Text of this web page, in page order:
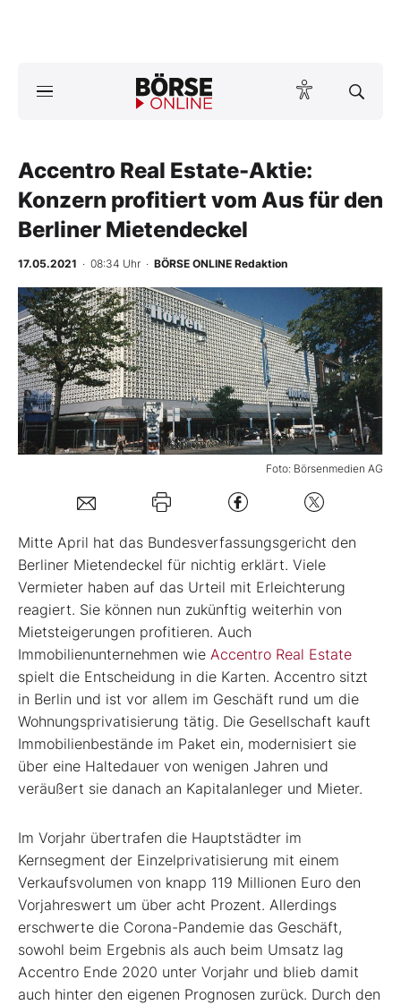
ktuelle Ausgabe BÖRSE ONLINE lesen
News
Anlageprodukte
Finanz-Check
Abo & Shop
BO-Musterdepots
Experten
Mein B:O
Mein Konto
Folgen Sie uns
Kontakt
Accentro Real Estate-Aktie:
Konzern profitiert vom Aus für den
Berliner Mietendeckel
17.05.2021 · 08:34 Uhr · BÖRSE ONLINE Redaktion
Foto: Börsenmedien AG
-%
Mitte April hat das Bundesverfassungsgericht den
Berliner Mietendeckel für nichtig erklärt. Viele
Vermieter haben auf das Urteil mit Erleichterung
reagiert. Sie können nun zukünftig weiterhin von
Mietsteigerungen profitieren. Auch
Immobilienunternehmen wie Accentro Real Estate
spielt die Entscheidung in die Karten. Accentro sitzt
in Berlin und ist vor allem im Geschäft rund um die
Wohnungsprivatisierung tätig. Die Gesellschaft kauft
Immobilienbestände im Paket ein, modernisiert sie
über eine Haltedauer von wenigen Jahren und
veräußert sie danach an Kapitalanleger und Mieter.
Im Vorjahr übertrafen die Hauptstädter im
Kernsegment der Einzelprivatisierung mit einem
Verkaufsvolumen von knapp 119 Millionen Euro den
Vorjahreswert um über acht Prozent. Allerdings
erschwerte die Corona-Pandemie das Geschäft,
sowohl beim Ergebnis als auch beim Umsatz lag
Accentro Ende 2020 unter Vorjahr und blieb damit
auch hinter den eigenen Prognosen zurück. Durch den